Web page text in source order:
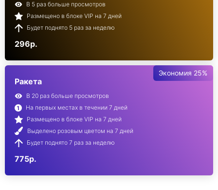
В 5 раз больше просмотров
Размещено в блоке VIP на 7 дней
Будет поднято 5 раз за неделю
296р.
Экономия 25%
Ракета
В 20 раз больше просмотров
На первых местах в течении 7 дней
Размещено в блоке VIP на 7 дней
Выделено розовым цветом на 7 дней
Будет поднято 7 раз за неделю
775р.